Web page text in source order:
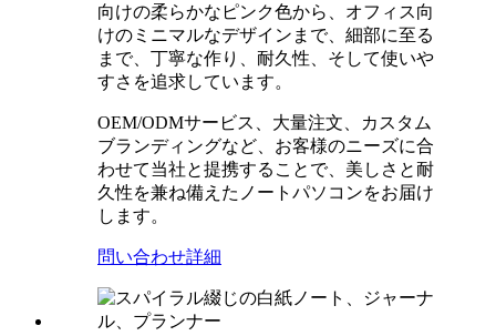
向けの柔らかなピンク色から、オフィス向
けのミニマルなデザインまで、細部に至る
まで、丁寧な作り、耐久性、そして使いや
すさを追求しています。
OEM/ODMサービス、大量注文、カスタム
ブランディングなど、お客様のニーズに合
わせて当社と提携することで、美しさと耐
久性を兼ね備えたノートパソコンをお届け
します。
問い合わせ詳細